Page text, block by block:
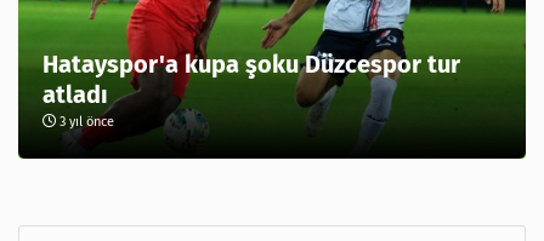
Hatayspor'a kupa şoku Düzcespor tur
atladı
3 yıl önce